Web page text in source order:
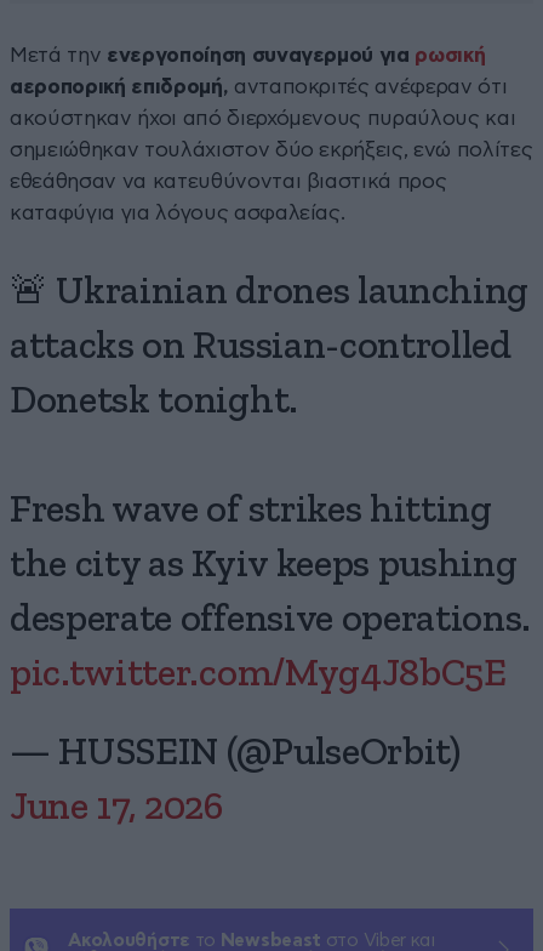
Μετά την ενεργοποίηση συναγερμού για ρωσική
αεροπορική επιδρομή, ανταποκριτές ανέφεραν ότι
ακούστηκαν ήχοι από διερχόμενους πυραύλους και
σημειώθηκαν τουλάχιστον δύο εκρήξεις, ενώ πολίτες
εθεάθησαν να κατευθύνονται βιαστικά προς
καταφύγια για λόγους ασφαλείας.
🚨 Ukrainian drones launching
attacks on Russian-controlled
Donetsk tonight.
Fresh wave of strikes hitting
the city as Kyiv keeps pushing
desperate offensive operations.
pic.twitter.com/Myg4J8bC5E
— HUSSEIN (@PulseOrbit)
June 17, 2026
Ακολουθήστε το Newsbeast στο Viber και